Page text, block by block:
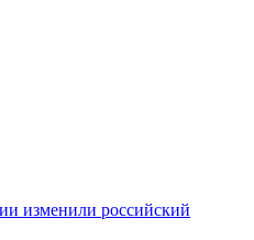
изменили российский